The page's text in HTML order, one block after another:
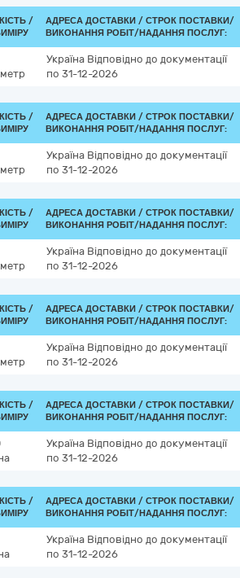
/
АДРЕСА ДОСТАВКИ / СТРОК ПОСТАВКИ/
ВИКОНАННЯ РОБІТ/НАДАННЯ ПОСЛУГ:
Україна Відповідно до документації
по 31-12-2026
/
АДРЕСА ДОСТАВКИ / СТРОК ПОСТАВКИ/
ВИКОНАННЯ РОБІТ/НАДАННЯ ПОСЛУГ:
Україна Відповідно до документації
по 31-12-2026
/
АДРЕСА ДОСТАВКИ / СТРОК ПОСТАВКИ/
ВИКОНАННЯ РОБІТ/НАДАННЯ ПОСЛУГ:
Україна Відповідно до документації
по 31-12-2026
/
АДРЕСА ДОСТАВКИ / СТРОК ПОСТАВКИ/
ВИКОНАННЯ РОБІТ/НАДАННЯ ПОСЛУГ:
Україна Відповідно до документації
по 31-12-2026
/
АДРЕСА ДОСТАВКИ / СТРОК ПОСТАВКИ/
ВИКОНАННЯ РОБІТ/НАДАННЯ ПОСЛУГ:
Україна Відповідно до документації
по 31-12-2026
/
АДРЕСА ДОСТАВКИ / СТРОК ПОСТАВКИ/
ВИКОНАННЯ РОБІТ/НАДАННЯ ПОСЛУГ:
Україна Відповідно до документації
по 31-12-2026